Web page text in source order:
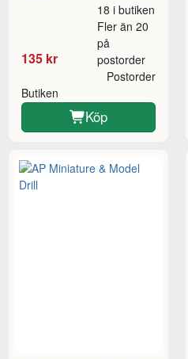
135 kr
18 i butiken
Fler än 20
på
postorder
Butiken
Postorder
Köp